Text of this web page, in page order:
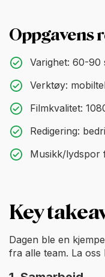
Oppgavens
Varighet: 60-90
Verktøy:
Filmkvalitet:
Redigering:
Musikk/lydspor
Key
Dagen ble en
fra alle team. La